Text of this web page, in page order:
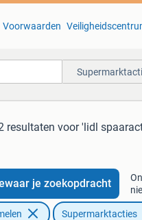
Voorwaarden
resultaten voor 'lidl
je zoekopdracht
Supermarktacties